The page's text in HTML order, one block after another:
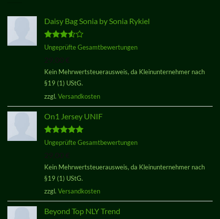
Daisy Bag Sonia by Sonia Rykiel
Bewertet
Ungeprüfte Gesamtbewertungen
Kein Mehrwertsteuerausweis, da Kleinunternehmer nach
§19 (1) UStG.
zzgl. Versandkosten
On1 Jersey UNIF
Bewertet
Ungeprüfte Gesamtbewertungen
Kein Mehrwertsteuerausweis, da Kleinunternehmer nach
§19 (1) UStG.
zzgl. Versandkosten
Beyond Top NLY Trend